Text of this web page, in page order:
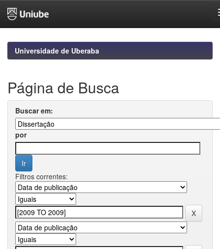
navigationUniversidade de Uberaba
Página de Busca
Buscar em:
por
Filtros correntes: